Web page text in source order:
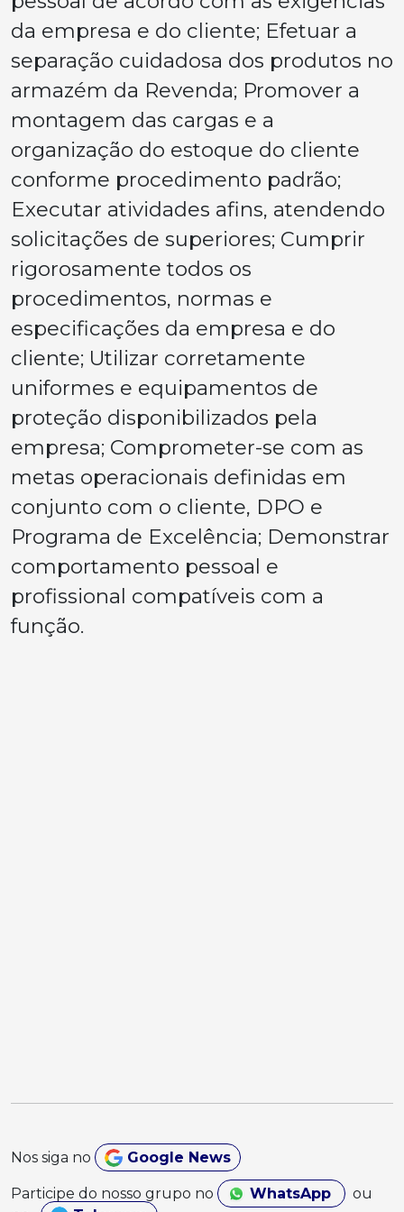
da empresa e do cliente; Efetuar a
separação cuidadosa dos produtos no
armazém da Revenda; Promover a
montagem das cargas e a
organização do estoque do cliente
conforme procedimento padrão;
Executar atividades afins, atendendo
solicitações de superiores; Cumprir
rigorosamente todos os
procedimentos, normas e
especificações da empresa e do
cliente; Utilizar corretamente
uniformes e equipamentos de
proteção disponibilizados pela
empresa; Comprometer-se com as
metas operacionais definidas em
conjunto com o cliente, DPO e
Programa de Excelência; Demonstrar
comportamento pessoal e
profissional compatíveis com a
função.
Nos siga no Google News
Participe do nosso grupo no WhatsApp
ou